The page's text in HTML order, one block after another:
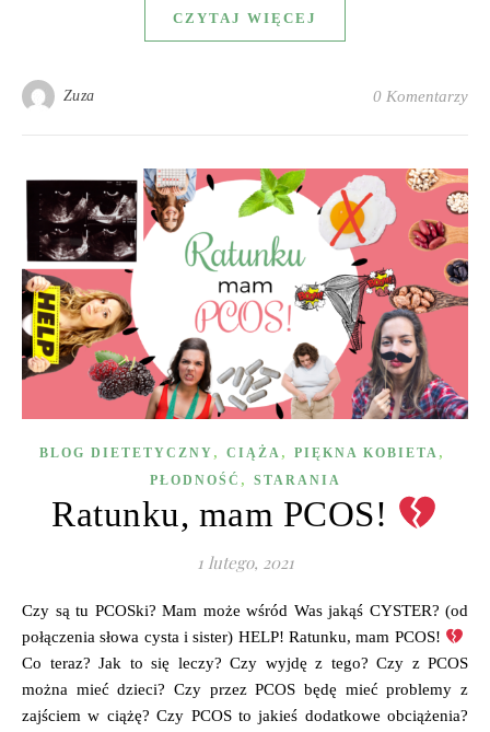
CZYTAJ WIĘCEJ
Zuza 0 Komentarzy
BLOG DIETETYCZNY , CIĄŻA , PIĘKNA KOBIETA ,
PŁODNOŚĆ , STARANIA
Ratunku, mam PCOS!
1 lutego, 2021
Czy są tu PCOSki? Mam może wśród Was jakąś CYSTER? (od
połączenia słowa cysta i sister) HELP! Ratunku, mam PCOS!
Co teraz? Jak to się leczy? Czy wyjdę z tego? Czy z PCOS
można mieć dzieci? Czy przez PCOS będę mieć problemy z
zajściem w ciążę? Czy PCOS to jakieś dodatkowe obciążenia?